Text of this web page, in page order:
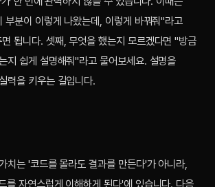
부분이 이렇게 나왔는데, 이렇게 바꿔줘"라고
됩니다. 셋째, 무엇을 했는지 모르겠다면 "방금
지 쉽게 설명해줘"라고 물어보세요. 설명을
력을 키우는 길입니다.
치는 '코드를 몰라도 결과를 만든다'가 아니라,
를 자연스럽게 이해하게 된다'에 있습니다. 다음